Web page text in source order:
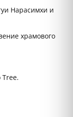
Нарасимхи и
храмового